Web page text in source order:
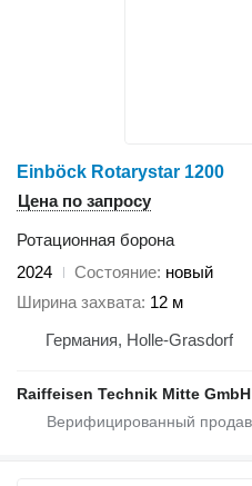
Einböck Rotarystar 1200
Цена по запросу
Ротационная борона
2024
Состояние новый
Ширина захвата 12 м
Германия, Holle-Grasdorf
Raiffeisen Technik Mitte GmbH